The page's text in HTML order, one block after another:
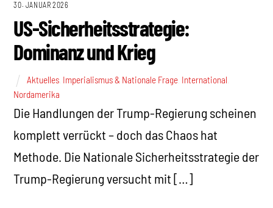
30. JANUAR 2026
US-Sicherheitsstrategie:
Dominanz und Krieg
Aktuelles Imperialismus & Nationale Frage International
Nordamerika
Die Handlungen der Trump-Regierung scheinen
komplett verrückt – doch das Chaos hat
Methode. Die Nationale Sicherheitsstrategie der
Trump-Regierung versucht mit […]